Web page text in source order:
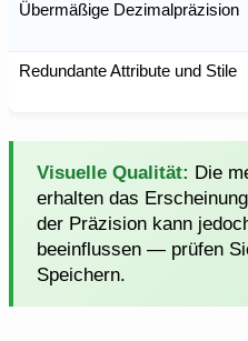
Übermäßige Dezimalpräzision
Redundante Attribute und Stile
Visuelle Qualität: Die
erhalten das
der Präzision kann
beeinflussen — prüfen
Speichern.